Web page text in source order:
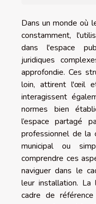
Dans un monde où
constamment,
dans l'espace
juridiques
approfondie. Ces
loin, attirent l'œil
interagissent
normes bien
l’espace partagé
professionnel de la
municipal ou
comprendre ces
naviguer dans le
leur installation. La
cadre de